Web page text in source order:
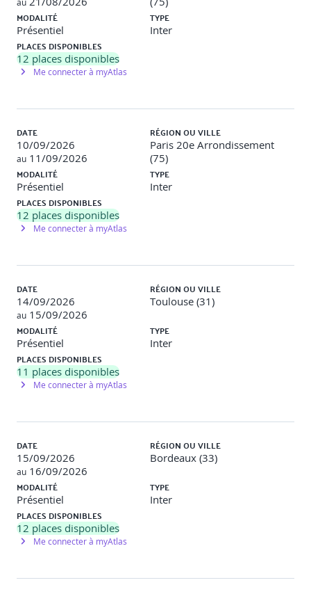
problématiques individuelles. Alternance d'animations en
plénière, sous-groupe et en individuel. Études de cas.
Travaux individuels de transposition. Construction de
plan d'actions pour le retour en entreprise/organisation.
Les points forts: Une formation concrète : échange
MODALITÉ
Présentiel
TYPE
Inter
PLACES DISPONIBLES
12 places disponibles
Me connecter à myAtlas
DATE
10/09/2026
au 11/09/2026
RÉGION OU VILLE
Paris 20e Arrondissement
(75)
MODALITÉ
Présentiel
TYPE
Inter
PLACES DISPONIBLES
12 places disponibles
Me connecter à myAtlas
DATE
14/09/2026
au 15/09/2026
RÉGION OU VILLE
Toulouse (31)
MODALITÉ
Présentiel
TYPE
Inter
PLACES DISPONIBLES
11 places disponibles
Me connecter à myAtlas
DATE
15/09/2026
au 16/09/2026
RÉGION OU VILLE
Bordeaux (33)
MODALITÉ
Présentiel
TYPE
Inter
PLACES DISPONIBLES
12 places disponibles
Me connecter à myAtlas